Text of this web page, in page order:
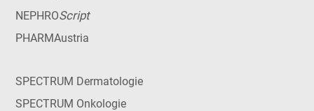
NEPHROScript
PHARMAustria
SPECTRUM Dermatologie
SPECTRUM Onkologie